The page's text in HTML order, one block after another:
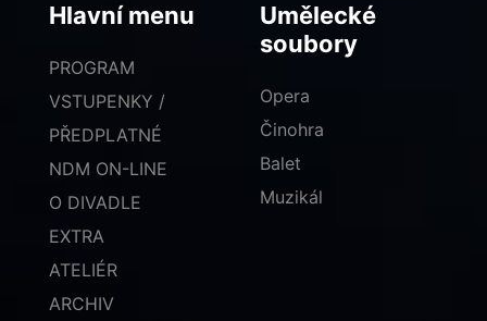
Hlavní menu
PROGRAM
VSTUPENKY /
PŘEDPLATNÉ
NDM ON-LINE
O DIVADLE
EXTRA
ATELIÉR
ARCHIV
Umělecké
soubory
Opera
Činohra
Balet
Muzikál